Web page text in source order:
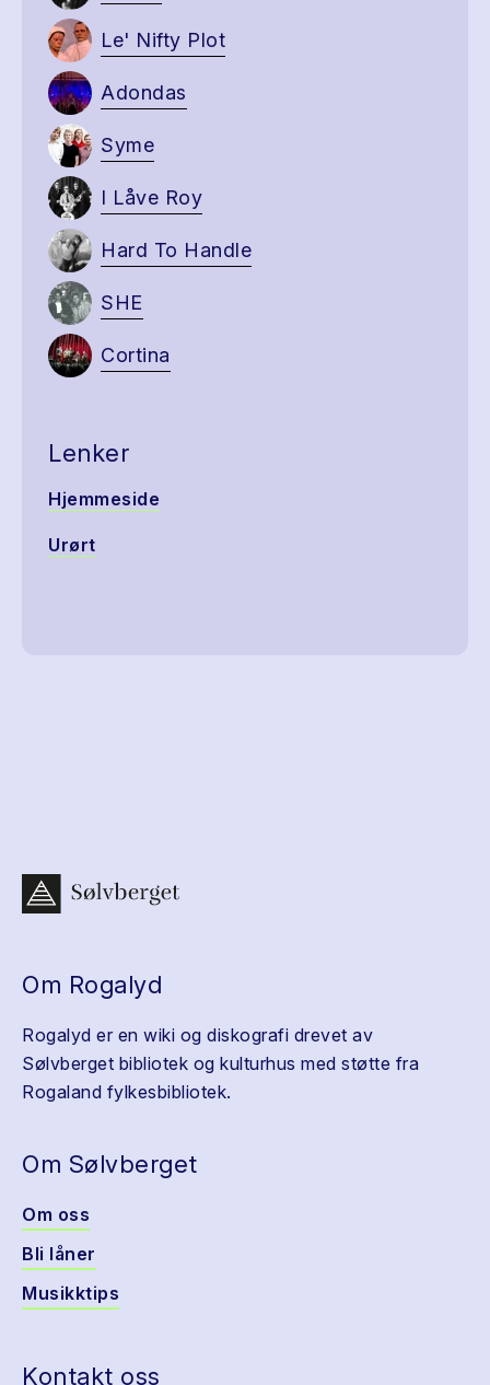
Le' Nifty Plot
Adondas
Syme
I Låve Roy
Hard To Handle
SHE
Cortina
Lenker
Hjemmeside
Urørt
Om Rogalyd
Rogalyd er en wiki og diskografi drevet av
Sølvberget bibliotek og kulturhus med støtte fra
Rogaland fylkesbibliotek.
Om Sølvberget
Om oss
Bli låner
Musikktips
Kontakt oss